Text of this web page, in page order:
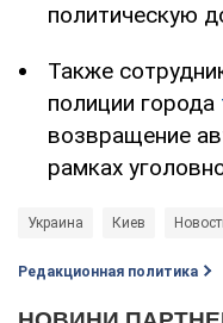
политическую
Также
полиции города
возвращение
рамках
Украина Киев
Редакционная политика